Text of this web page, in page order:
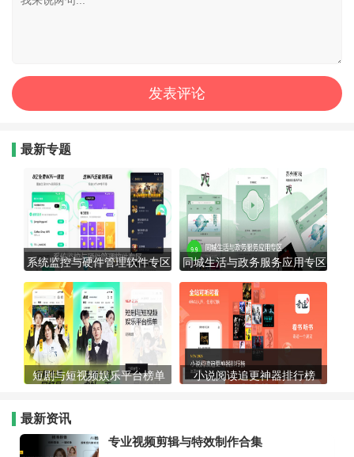
最新专题
系统监控与硬件管理软件专区 同城生活与政务服务应用专区
短剧与短视频娱乐平台榜单 小说阅读追更神器排行榜
最新资讯
专业视频剪辑与特效制作合集